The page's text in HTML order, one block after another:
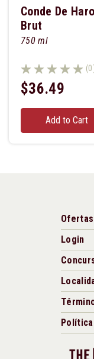
Conde De Haro
Brut
750 ml
$36.49
Add to Cart
Ofertas
Login